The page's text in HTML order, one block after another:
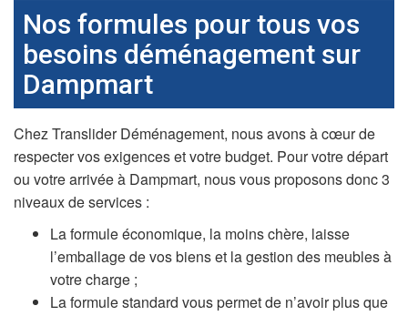
Nos formules pour tous vos
besoins déménagement sur
Dampmart
Chez Translider Déménagement, nous avons à cœur de
respecter vos exigences et votre budget. Pour votre départ
ou votre arrivée à Dampmart, nous vous proposons donc 3
niveaux de services :
La formule économique, la moins chère, laisse
l’emballage de vos biens et la gestion des meubles à
votre charge ;
La formule standard vous permet de n’avoir plus que